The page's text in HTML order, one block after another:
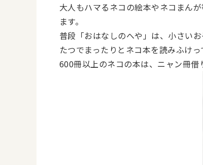
大人もハマるネコの絵本やネコまん
ます。
普段「おはなしのへや」は、小さい
たつでまったりとネコ本を読みふけっ
600冊以上のネコの本は、ニャン冊